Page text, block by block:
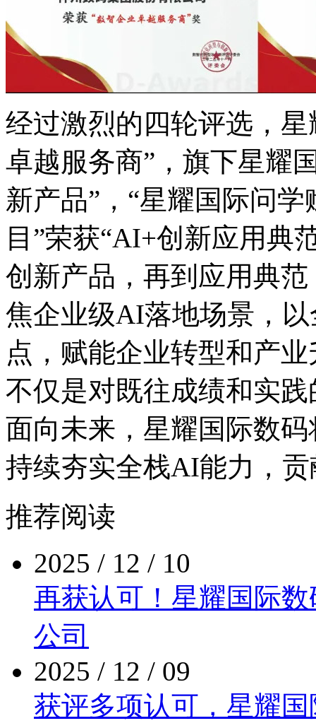
经过激烈的四轮评选
卓越服务商”，旗下星
新产品”，“星耀国际
目”荣获“AI+创新应用典
创新产品，再到应用典
焦企业级AI落地场景，
点，赋能企业转型和产
不仅是对既往成绩和实践
面向未来，星耀国际
持续夯实全栈AI能力
推荐阅读
2025 / 12 / 10
再获认可！星耀国
公司
2025 / 12 / 09
获评多项认可，星